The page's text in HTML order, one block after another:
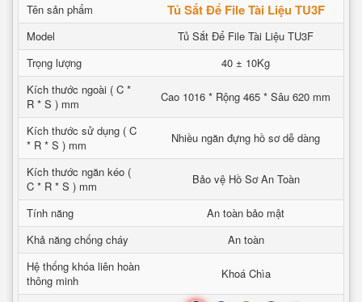
Tên sản phẩm Tủ Sắt Để File Tài Liệu TU3F
Model
Tủ Sắt Để File Tài Liệu TU3F
Trọng lượng
40 ± 10Kg
Kích thước ngoài ( C *
R * S ) mm
Cao 1016 * Rộng 465 * Sâu 620 mm
Kích thước sử dụng ( C
* R * S ) mm
Nhiều ngăn đựng hồ sơ dễ dàng
Kích thước ngăn kéo (
C * R * S ) mm
Bảo vệ Hồ Sơ An Toàn
Tính năng
An toàn bảo mật
Khả năng chống cháy
An toàn
Hệ thống khóa liên hoàn
thông minh
Khoá Chìa